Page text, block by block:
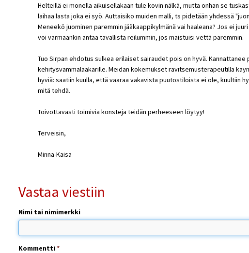
Helteillä ei monella aikuisellakaan tule kovin nälkä, mutta onhan se
laihaa lasta joka ei syö. Auttaisiko muiden malli, ts pidetään yhdessä
Meneekö juominen paremmin jääkaappikylmänä vai haaleana? Jos ei
voi varmaankin antaa tavallista reilummin, jos maistuisi vettä paremmin.
Tuo Sirpan ehdotus sulkea erilaiset sairaudet pois on hyvä. Kannattanee
kehitysvammalääkärille. Meidän kokemukset ravitsemusterapeutilla
hyviä: saatiin kuulla, että vaaraa vakavista puutostiloista ei ole, kuultiin
mitä tehdä.
Toivottavasti toimivia konsteja teidän perheeseen löytyy!
Terveisin,
Minna-Kaisa
Vastaa viestiin
Nimi tai nimimerkki
Kommentti*